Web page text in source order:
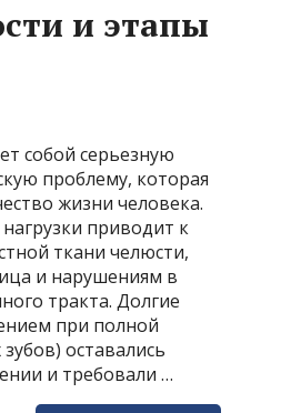
и этапы
собой серьезную
проблему, которая
жизни человека.
приводит к
ткани челюсти,
и нарушениям в
тракта. Долгие
при полной
оставались
и требовали …